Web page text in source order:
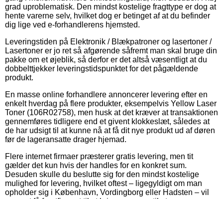
grad uproblematisk. Den mindst kostelige fragttype er dog at
hente varerne selv, hvilket dog er betinget af at du befinder
dig lige ved e-forhandlerens hjemsted.
Leveringstiden på Elektronik / Blækpatroner og lasertoner /
Lasertoner er jo ret så afgørende såfremt man skal bruge din
pakke om et øjeblik, så derfor er det altså væsentligt at du
dobbelttjekker leveringstidspunktet for det pågældende
produkt.
En masse online forhandlere annoncerer levering efter en
enkelt hverdag på flere produkter, eksempelvis Yellow Laser
Toner (106R02758), men husk at det kræver at transaktionen
gennemføres tidligere end et givent klokkeslæt, således at
de har udsigt til at kunne nå at få dit nye produkt ud af døren
før de lageransatte drager hjemad.
Flere internet firmaer præsterer gratis levering, men tit
gælder det kun hvis der handles for en konkret sum.
Desuden skulle du beslutte sig for den mindst kostelige
mulighed for levering, hvilket oftest – ligegyldigt om man
opholder sig i København, Vordingborg eller Hadsten – vil